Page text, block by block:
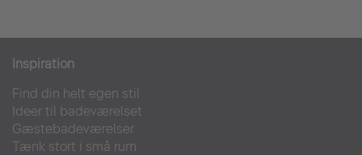
Inspiration
Find din helt egen stil
Ideer til badeværelset
Gæstebadeværelser
Tænk stort i små rum